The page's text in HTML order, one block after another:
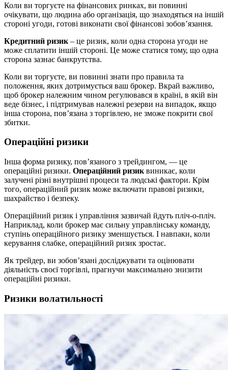
Коли ви торгуєте на фінансових ринках, ви повинні
очікувати, що людина або організація, що знаходяться на іншій
стороні угоди, готові виконати свої фінансові зобов’язання.
Кредитний ризик – це ризик, коли одна сторона угоди не
може сплатити іншій стороні. Це може статися тому, що одна
сторона зазнає банкрутства.
Коли ви торгуєте, ви повинні знати про правила та
положення, яких дотримується ваш брокер. Вкрай важливо,
щоб брокер належним чином регулювався в країні, в якій він
веде бізнес, і підтримував належні резерви на випадок, якщо
інша сторона, пов’язана з торгівлею, не зможе покрити свої
збитки.
Операційні ризики
Інша форма ризику, пов’язаного з трейдингом, — це
операційні ризики. Операційний ризик виникає, коли
залучені різні внутрішні процеси та людські фактори. Крім
того, операційний ризик може включати правові ризики,
шахрайство і безпеку.
Операційний ризик і управління зазвичай йдуть пліч-о-пліч.
Наприклад, коли брокер має сильну управлінську команду,
ступінь операційного ризику зменшується. І навпаки, коли
керування слабке, операційний ризик зростає.
Як трейдер, ви зобов’язані досліджувати та оцінювати
діяльність своєї торгівлі, прагнучи максимально знизити
операційні ризики.
Ризики волатильності